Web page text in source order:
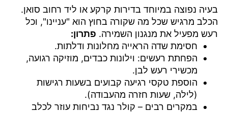
בעיה נפוצה במיוחד בדירות קרקע או ליד רחוב סואן.
הכלב מרגיש שכל מה שקורה בחוץ הוא "עניינו", וכל
רעש מפעיל את מנגנון השמירה. פתרון:
חסימת שדה הראייה מחלונות ודלתות.
הפחתת רעשים: וילונות כבדים, מוזיקה רגועה,
מכשירי רעש לבן.
הוספת טקסי רגיעה קבועים בשעות רגישות
(לילה, שעות חזרה מהעבודה).
במקרים רבים – קולר נגד נביחות עוזר לכלב